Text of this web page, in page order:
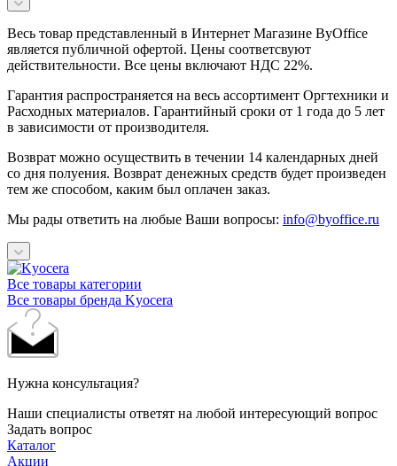
Весь товар представленный в Интернет Магазине ByOffice
является публичной офертой. Цены соответсвуют
действительности. Все цены включают НДС 22%.
Гарантия распространяется на весь ассортимент Оргтехники и
Расходных материалов. Гарантийный сроки от 1 года до 5 лет
в зависимости от производителя.
Возврат можно осуществить в течении 14 календарных дней
со дня полуения. Возврат денежных средств будет произведен
тем же способом, каким был оплачен заказ.
Мы рады ответить на любые Ваши вопросы: info@byoffice.ru
Все товары категории
Все товары бренда Kyocera
Нужна консультация?
Наши специалисты ответят на любой интересующий вопрос
Задать вопрос
Каталог
Акции